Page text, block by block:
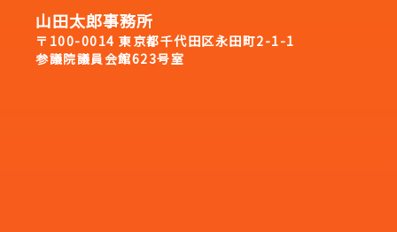
山田太郎事務所
〒100-0014 東京都千代田区永田町2-1-1
参議院議員会館623号室